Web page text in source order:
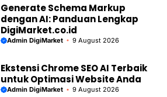
Generate Schema Markup
dengan AI: Panduan Lengkap
DigiMarket.co.id
Admin DigiMarket 9 August 2026
Ekstensi Chrome SEO AI Terbaik
untuk Optimasi Website Anda
Admin DigiMarket 9 August 2026